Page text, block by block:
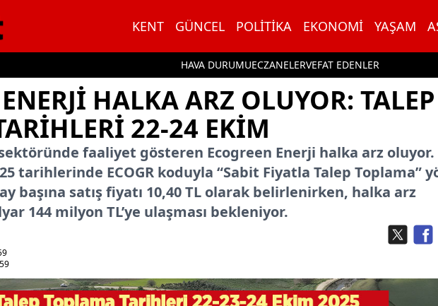
KENT GÜNCEL POLITIKA EKONOMI YAŞAM
HAVA DURUMUECZANELERVEFAT EDENLER
HALKA ARZ OLUYOR: TALEP
22-24 EKIM
faaliyet gösteren Ecogreen Enerji halka arz oluyor.
tarihlerinde ECOGR koduyla “Sabit Fiyatla Talep Toplama”
başına satış fiyatı 10,40 TL olarak belirlenirken, halka arz
144 milyon TL’ye ulaşması bekleniyor.